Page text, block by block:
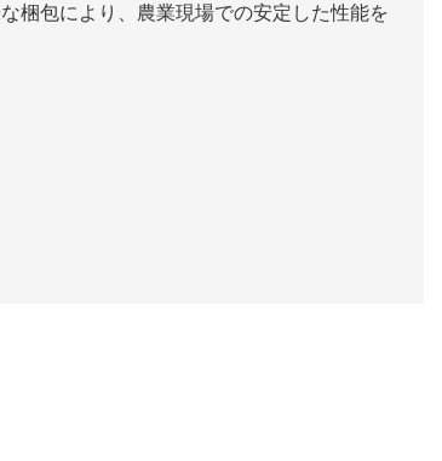
梱包により、農業現場での安定した性能を